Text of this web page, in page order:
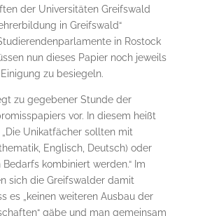
der Universitäten Greifswald
in Greifswald“
in Rostock
nun dieses Papier noch jeweils
zu besiegeln.
zu gegebener Stunde der
vor. In diesem heißt
Unikatfächer sollten mit
Englisch, Deutsch) oder
kombiniert werden.“ Im
sich die Greifswalder damit
es „keinen weiteren Ausbau der
gäbe und man gemeinsam